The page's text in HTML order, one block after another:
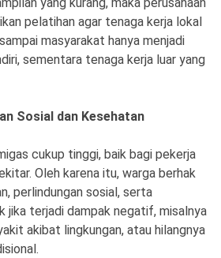
pelatihan agar tenaga kerja lokal
masyarakat hanya menjadi
sementara tenaga kerja luar yang
Sosial dan Kesehatan
cukup tinggi, baik bagi pekerja
Oleh karena itu, warga berhak
perlindungan sosial, serta
jika terjadi dampak negatif, misalnya
akibat lingkungan, atau hilangnya